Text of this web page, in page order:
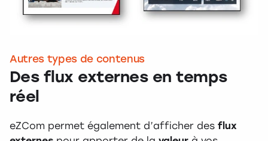
Autres types de contenus
Des flux externes en temps
réel
eZCom permet également d’afficher des flux